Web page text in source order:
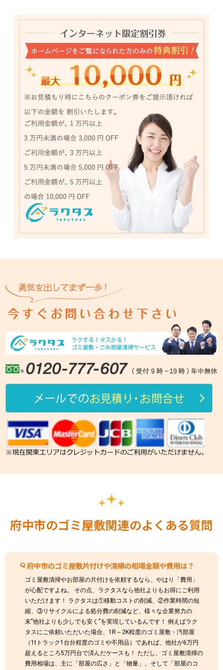
府中市のゴミ屋敷関連のよくある質問
府中市のゴミ屋敷片付けや清掃の相場金額や費用は？
ゴミ屋敷清掃やお部屋の片付けを依頼するなら、やはり「費用」
が心配ですよね。 その点、ラクタスなら他社よりもお得にご利用
いただけます！ ラクタスは①移動コストの削減、②作業時間の短
縮、③リサイクルによる処分費の削減など、様々な企業努力の
末”他社よりも少しでも安く”を実現しているんです！ 例えばラク
タスにご依頼いただいた場合、1R～2K程度のゴミ屋敷・汚部屋
（1tトラック1台分程度のゴミや不用品）であれば、他社が6万円
超えるところ5万円台で済んだケースも！ ただし、ゴミ屋敷清掃の
費用相場は、主に「部屋の広さ」と「物量」、そして「部屋のコ